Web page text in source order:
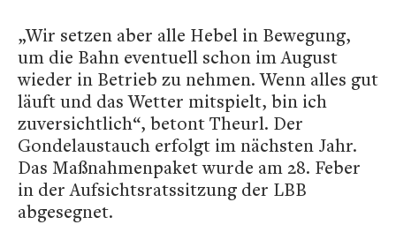
„Wir setzen aber alle Hebel in Bewegung,
um die Bahn eventuell schon im August
wieder in Betrieb zu nehmen. Wenn alles gut
läuft und das Wetter mitspielt, bin ich
zuversichtlich“, betont Theurl. Der
Gondelaustauch erfolgt im nächsten Jahr.
Das Maßnahmenpaket wurde am 28. Feber
in der Aufsichtsratssitzung der LBB
abgesegnet.